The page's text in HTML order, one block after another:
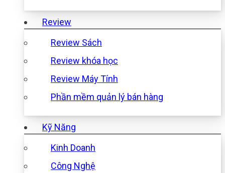
Review
Review Sách
Review khóa học
Review Máy Tính
Phần mềm quản lý bán hàng
Kỹ Năng
Kinh Doanh
Công Nghệ